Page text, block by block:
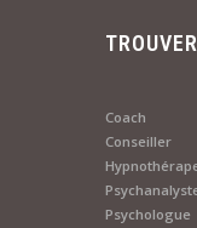
Coach
Conseiller
Psychologue